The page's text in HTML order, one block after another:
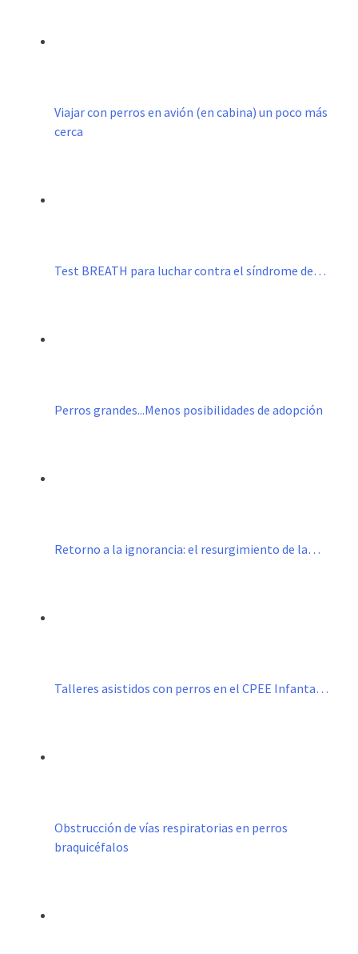
Viajar con perros en avión (en cabina) un poco más
cerca
Test BREATH para luchar contra el síndrome de…
Perros grandes...Menos posibilidades de adopción
Retorno a la ignorancia: el resurgimiento de la…
Talleres asistidos con perros en el CPEE Infanta…
Obstrucción de vías respiratorias en perros
braquicéfalos